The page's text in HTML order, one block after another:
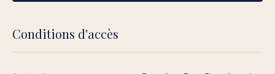
Conditions d'accès